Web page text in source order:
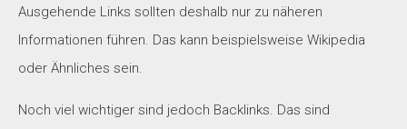
Ausgehende Links sollten deshalb nur zu näheren
Informationen führen. Das kann beispielsweise Wikipedia
oder Ähnliches sein.
Noch viel wichtiger sind jedoch Backlinks. Das sind